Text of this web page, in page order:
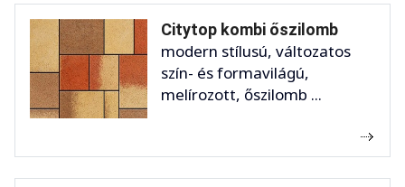
Citytop kombi őszilomb
modern stílusú, változatos
szín- és formavilágú,
melírozott, őszilomb ...